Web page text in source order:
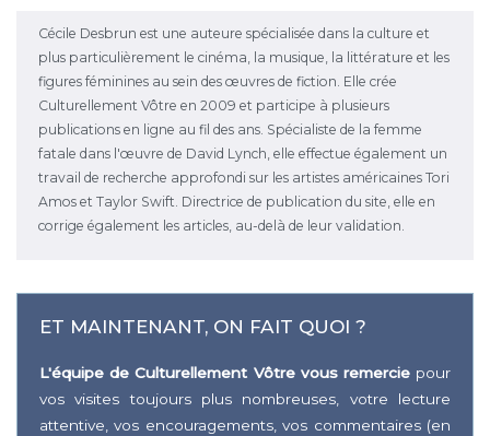
Cécile Desbrun est une auteure spécialisée dans la culture et
plus particulièrement le cinéma, la musique, la littérature et les
figures féminines au sein des œuvres de fiction. Elle crée
Culturellement Vôtre en 2009 et participe à plusieurs
publications en ligne au fil des ans. Spécialiste de la femme
fatale dans l'œuvre de David Lynch, elle effectue également un
travail de recherche approfondi sur les artistes américaines Tori
Amos et Taylor Swift. Directrice de publication du site, elle en
corrige également les articles, au-delà de leur validation.
ET MAINTENANT, ON FAIT QUOI ?
L'équipe de Culturellement Vôtre vous remerciepour
vos visites toujours plus nombreuses, votre lecture
attentive, vos encouragements, vos commentaires (en